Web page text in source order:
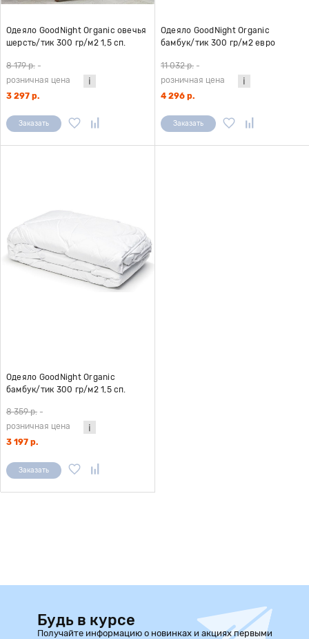
Одеяло GoodNight Organic овечья
шерсть/тик 300 гр/м2 1,5 сп.
8 179 р. -
розничная цена
3 297 р.
Заказать
Одеяло GoodNight Organic
бамбук/тик 300 гр/м2 евро
11 032 р. -
розничная цена
4 296 р.
Заказать
Одеяло GoodNight Organic
бамбук/тик 300 гр/м2 1,5 сп.
8 359 р. -
розничная цена
3 197 р.
Заказать
Будь в курсе
Получайте информацию о новинках и акциях первыми